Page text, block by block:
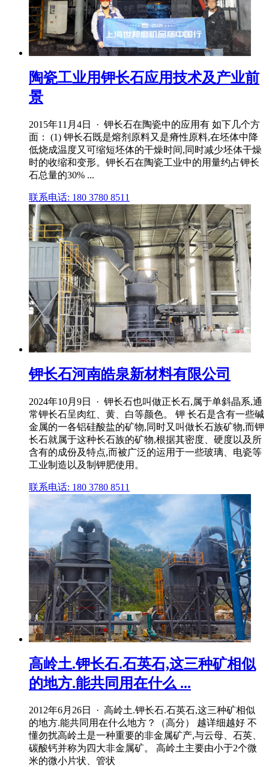
陶瓷工业用钾长石应用技术及产业前
景
2015年11月4日 · 钾长石在陶瓷中的应用有 如下几个方
面： (1) 钾长石既是熔剂原料又是瘠性原料,在坯体中降
低烧成温度又可缩短坯体的干燥时间,同时减少坯体干燥
时的收缩和变形。钾长石在陶瓷工业中的用量约占钾长
石总量的30% ...
联系电话: 180 3780 8511
钾长石河南皓泉新材料有限公司
2024年10月9日 · 钾长石也叫做正长石,属于单斜晶系,通
常钾长石呈肉红、黄、白等颜色。 钾 长石是含有一些碱
金属的一各铝硅酸盐的矿物,同时又叫做长石族矿物,而钾
长石就属于这种长石族的矿物,根据其密度、硬度以及所
含有的成份及特点,而被广泛的运用于一些玻璃、电瓷等
工业制造以及制钾肥使用。
联系电话: 180 3780 8511
高岭土.钾长石.石英石,这三种矿相似
的地方.能共同用在什么 ...
2012年6月26日 · 高岭土.钾长石.石英石,这三种矿相似
的地方.能共同用在什么地方？（高分） 越详细越好 不
懂勿扰高岭土是一种重要的非金属矿产,与云母、石英、
碳酸钙并称为四大非金属矿。 高岭土主要由小于2个微
米的微小片状、管状